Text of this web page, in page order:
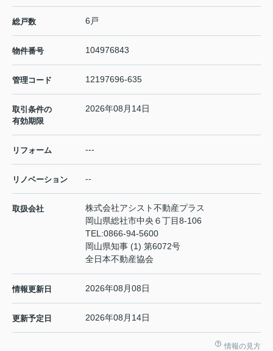
総戸数 6戸
物件番号 104976843
管理コード 12197696-635
取引条件の
有効期限
2026年08月14日
リフォーム ---
リノベーション --
取扱会社
株式会社アシスト不動産プラス
岡山県総社市中央６丁目8-106
TEL:0866-94-5600
岡山県知事 (1) 第6072号
全日本不動産協会
情報更新日 2026年08月08日
更新予定日 2026年08月14日
情報の見方